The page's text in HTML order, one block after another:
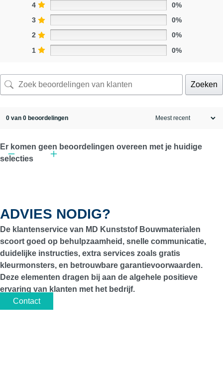
4
0%
3
0%
2
0%
1
0%
Zoeken
0 van 0 beoordelingen
Er komen geen beoordelingen overeen met je huidige
selecties
ADVIES NODIG?
De klantenservice van MD Kunststof Bouwmaterialen
scoort goed op behulpzaamheid, snelle communicatie,
duidelijke instructies, extra services zoals gratis
kleurmonsters, en betrouwbare garantievoorwaarden.
Deze elementen dragen bij aan de algehele positieve
ervaring van klanten met het bedrijf.
Contact